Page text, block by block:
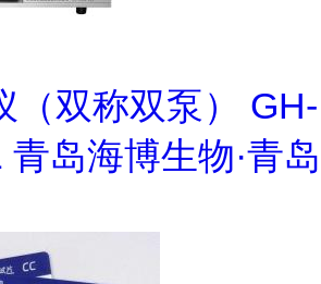
（双称双泵） GH-
岛海博生物·青岛